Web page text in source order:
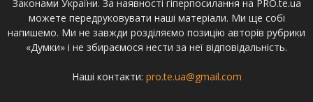
Законами України. За наявності гіперпосилання на PRO.te.ua
можете передруковувати наші матеріали. Ми ще собі
напишемо. Ми не завжди розділяємо позицію авторів рубрики
«Думки» і не збираємося нести за неї відповідальність.
Наші контакти: pro.te.ua@gmail.com